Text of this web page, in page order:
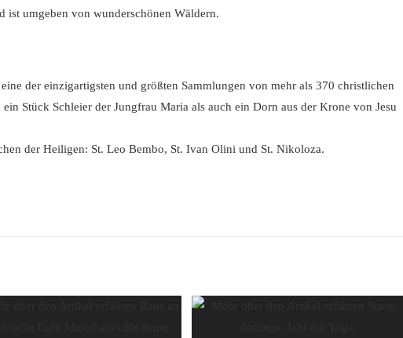
ist umgeben von wunderschönen Wäldern.
der einzigartigsten und größten Sammlungen von mehr als 370 christlichen
Stück Schleier der Jungfrau Maria als auch ein Dorn aus der Krone von Jesu
der Heiligen: St. Leo Bembo, St. Ivan Olini und St. Nikoloza.